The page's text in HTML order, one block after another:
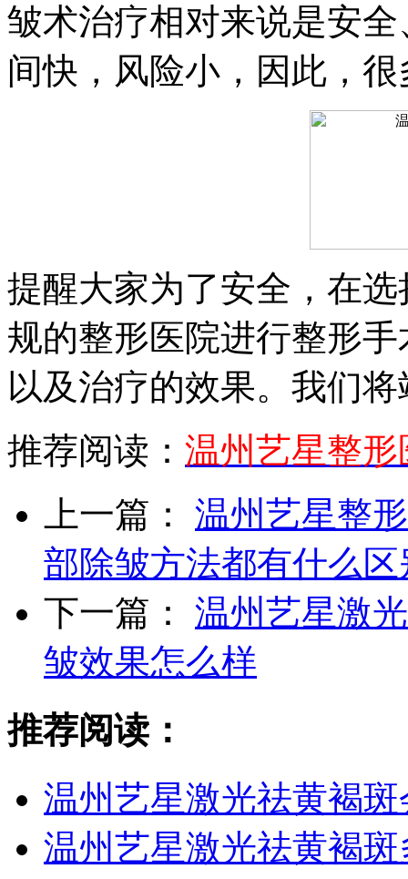
皱术治疗相对来说是安
间快，风险小，因此，
提醒大家为了安全，在
规的整形医院进行整形
以及治疗的效果。我们
推荐阅读： 温州艺星整
上一篇：
温州艺星整
部除皱方法都有什么区
下一篇：
温州艺星激
皱效果怎么样
推荐阅读：
温州艺星激光祛黄褐
温州艺星激光祛黄褐